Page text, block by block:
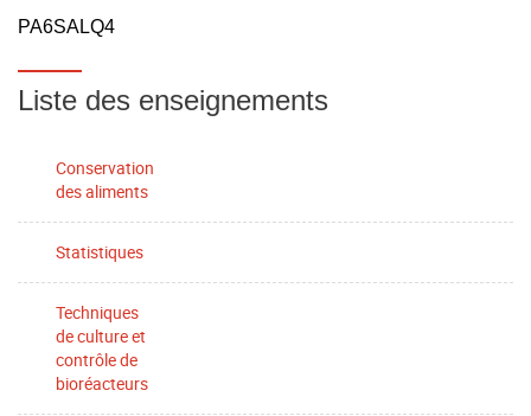
PA6SALQ4
Liste des enseignements
Conservation
des aliments
Statistiques
Techniques
de culture et
contrôle de
bioréacteurs